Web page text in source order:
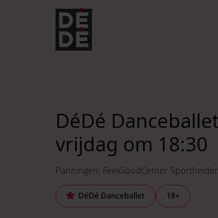
Verder naar navigatie
Ga naar hoofdinhoud
DéDé
vrijdag om 18:30
Panningen FeelGoodCenter
DéDé Danceballet 18+